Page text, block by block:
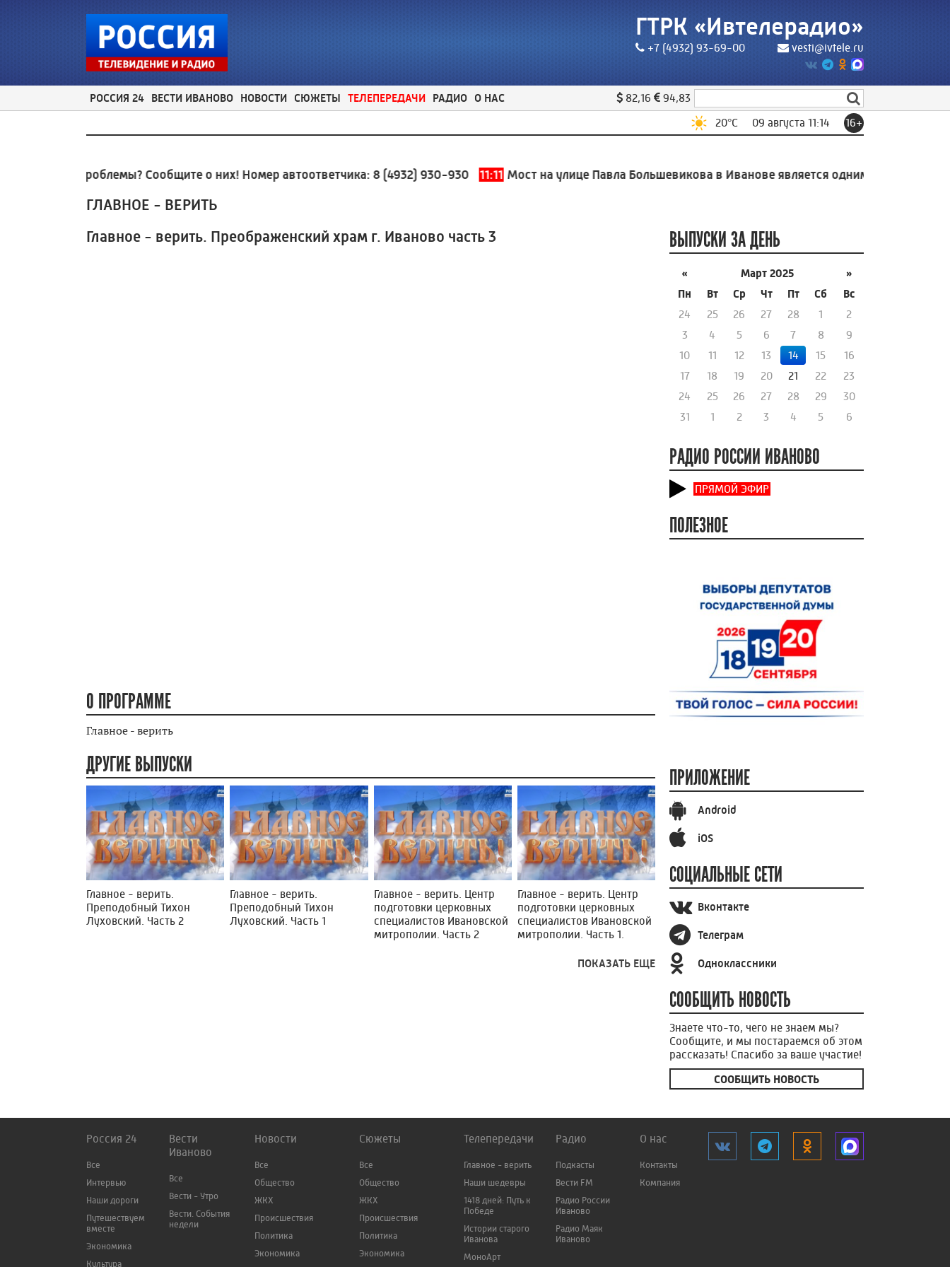
ГТРК «Ивтелерадио»
+7 (4932) 93-69-00 vesti@ivtele.ru
РОССИЯ 24 ВЕСТИ ИВАНОВО НОВОСТИ СЮЖЕТЫ ТЕЛЕПЕРЕДАЧИ РАДИО О НАС 82,16
94,83
20°C 09 августа 11:14 16+
проблемы? Сообщите о них! Номер автоответчика:8 (4932) 930-930 11:11 Мост на улице Павла Большевикова в Иванове является одним из самых
ГЛАВНОЕ - ВЕРИТЬ
Главное - верить. Преображенский храм г. Иваново часть 3
О ПРОГРАММЕ
Главное - верить
ДРУГИЕ ВЫПУСКИ
Главное - верить.
Преподобный Тихон
Луховский. Часть 2
Главное - верить.
Преподобный Тихон
Луховский. Часть 1
Главное - верить. Центр
подготовки церковных
специалистов Ивановской
митрополии. Часть 2
Главное - верить. Центр
подготовки церковных
специалистов Ивановской
митрополии. Часть 1.
ПОКАЗАТЬ ЕЩЕ
ВЫПУСКИ ЗА ДЕНЬ
« Март 2025
»
Пн
Вт Ср Чт Пт Сб
Вс
24
25 26 27 28 1
2
3
4 5 6 7 8
9
10
11 12 13 14 15
16
17
18 19 20 21 22
23
24
25 26 27 28 29
30
31
1 2 3 4 5 6
РАДИО РОССИИ ИВАНОВО
ПРЯМОЙ ЭФИР
ПОЛЕЗНОЕ
ПРИЛОЖЕНИЕ
Android
iOS
СОЦИАЛЬНЫЕ СЕТИ
Вконтакте
Телеграм
Одноклассники
СООБЩИТЬ НОВОСТЬ
Знаете что-то, чего не знаем мы?
Сообщите, и мы постараемся об этом
рассказать! Спасибо за ваше участие!
СООБЩИТЬ НОВОСТЬ
Россия 24
Все
Интервью
Наши дороги
Путешествуем
вместе
Экономика
Культура
Вести
Иваново
Все
Вести - Утро
Вести. События
недели
Новости
Все
Общество
ЖКХ
Происшествия
Политика
Экономика
Сюжеты
Все
Общество
ЖКХ
Происшествия
Политика
Экономика
Телепередачи
Главное - верить
Наши шедевры
1418 дней: Путь к
Победе
Истории старого
Иванова
МоноАрт
Радио
Подкасты
Вести FM
Радио России
Иваново
Радио Маяк
Иваново
О нас
Контакты
Компания